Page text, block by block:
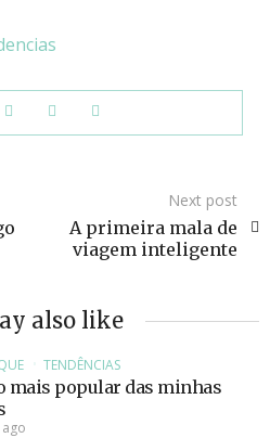
Next post
A primeira mala de
viagem inteligente
also like
TENDÊNCIAS
mais popular das minhas